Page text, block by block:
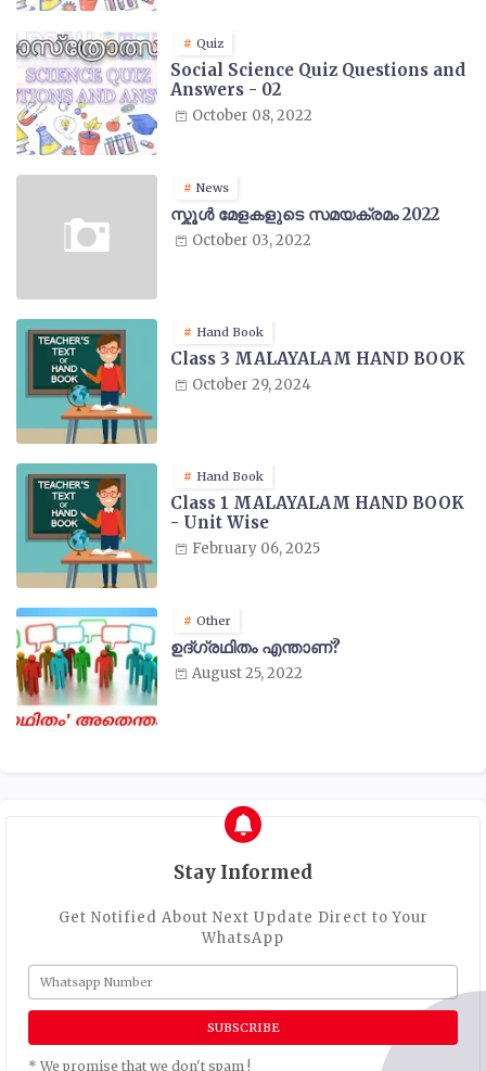
Quiz
Social Science Quiz Questions and
Answers - 02
October 08, 2022
News
സ്കൂൾ മേളകളുടെ സമയക്രമം 2022
October 03, 2022
Hand Book
Class 3 MALAYALAM HAND BOOK
October 29, 2024
Hand Book
Class 1 MALAYALAM HAND BOOK
- Unit Wise
February 06, 2025
Other
ഉദ്ഗ്രഥിതം എന്താണ്?
August 25, 2022
Stay Informed
Get Notified About Next Update Direct to Your
WhatsApp
* We promise that we don't spam !